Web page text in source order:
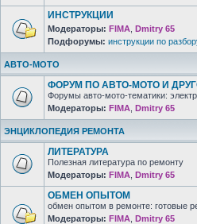
ИНСТРУКЦИИ
Модераторы: FIMA Dmitry 65
Подфорумы: инструкции по
АВТО-МОТО
ФОРУМ ПО АВТО-МОТО И
Форумы авто-мото-тематики:
Модераторы: FIMA Dmitry 65
ЭНЦИКЛОПЕДИЯ РЕМОНТА
ЛИТЕРАТУРА
Полезная литература по ремонту
Модераторы: FIMA Dmitry 65
ОБМЕН ОПЫТОМ
обмен опытом в ремонте: готовые
Модераторы: FIMA Dmitry 65